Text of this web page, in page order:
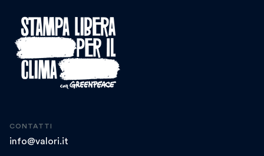
CONTATTI
info@valori.it